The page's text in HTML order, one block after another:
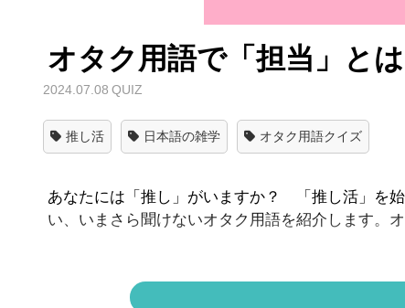
オタク用語で「担当」と
2024.07.08 QUIZ
推し活 日本語の雑学 オタク用語クイズ
あなたには「推し」がいますか？ 「推し活」を
い、いまさら聞けないオタク用語を紹介します。